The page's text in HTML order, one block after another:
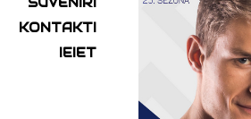
KONTAKTI
IEIET